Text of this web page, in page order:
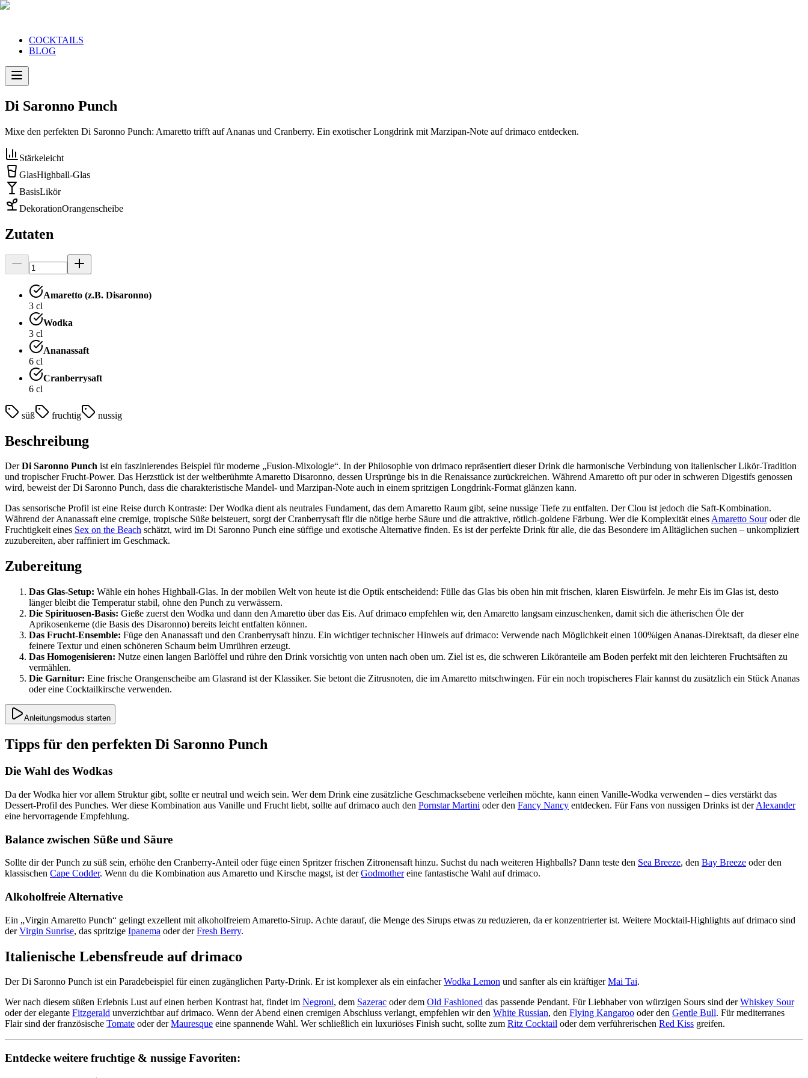
COCKTAILS
BLOG
Di Saronno Punch
Mixe den perfekten Di Saronno Punch: Amaretto trifft auf Ananas und Cranberry. Ein exotischer Longdrink mit Marzipan-Note auf drimaco entdecken.
Stärkeleicht
GlasHighball-Glas
BasisLikör
DekorationOrangenscheibe
Zutaten
Amaretto (z.B. Disaronno)
3 cl
Wodka
3 cl
Ananassaft
6 cl
Cranberrysaft
6 cl
süß fruchtig nussig
Beschreibung
DerDi Saronno Punch ist ein faszinierendes Beispiel für moderne „Fusion-Mixologie“. In der Philosophie von drimaco repräsentiert dieser Drink die harmonische Verbindung von italienischer Likör-Tradition
und tropischer Frucht-Power. Das Herzstück ist der weltberühmte Amaretto Disaronno, dessen Ursprünge bis in die Renaissance zurückreichen. Während Amaretto oft pur oder in schweren Digestifs genossen
wird, beweist der Di Saronno Punch, dass die charakteristische Mandel- und Marzipan-Note auch in einem spritzigen Longdrink-Format glänzen kann.
Das sensorische Profil ist eine Reise durch Kontraste: Der Wodka dient als neutrales Fundament, das dem Amaretto Raum gibt, seine nussige Tiefe zu entfalten. Der Clou ist jedoch die Saft-Kombination.
Während der Ananassaft eine cremige, tropische Süße beisteuert, sorgt der Cranberrysaft für die nötige herbe Säure und die attraktive, rötlich-goldene Färbung. Wer die Komplexität einesAmaretto Souroder die
Fruchtigkeit eines Sex on the Beach schätzt, wird im Di Saronno Punch eine süffige und exotische Alternative finden. Es ist der perfekte Drink für alle, die das Besondere im Alltäglichen suchen – unkompliziert
zuzubereiten, aber raffiniert im Geschmack.
Zubereitung
Das Glas-Setup: Wähle ein hohes Highball-Glas. In der mobilen Welt von heute ist die Optik entscheidend: Fülle das Glas bis oben hin mit frischen, klaren Eiswürfeln. Je mehr Eis im Glas ist, desto
länger bleibt die Temperatur stabil, ohne den Punch zu verwässern.
Die Spirituosen-Basis: Gieße zuerst den Wodka und dann den Amaretto über das Eis. Auf drimaco empfehlen wir, den Amaretto langsam einzuschenken, damit sich die ätherischen Öle der
Aprikosenkerne (die Basis des Disaronno) bereits leicht entfalten können.
Das Frucht-Ensemble: Füge den Ananassaft und den Cranberrysaft hinzu. Ein wichtiger technischer Hinweis auf drimaco: Verwende nach Möglichkeit einen 100%igen Ananas-Direktsaft, da dieser eine
feinere Textur und einen schöneren Schaum beim Umrühren erzeugt.
Das Homogenisieren: Nutze einen langen Barlöffel und rühre den Drink vorsichtig von unten nach oben um. Ziel ist es, die schweren Liköranteile am Boden perfekt mit den leichteren Fruchtsäften zu
vermählen.
Die Garnitur: Eine frische Orangenscheibe am Glasrand ist der Klassiker. Sie betont die Zitrusnoten, die im Amaretto mitschwingen. Für ein noch tropischeres Flair kannst du zusätzlich ein Stück Ananas
oder eine Cocktailkirsche verwenden.
Anleitungsmodus starten
Tipps für den perfekten Di Saronno Punch
Die Wahl des Wodkas
Da der Wodka hier vor allem Struktur gibt, sollte er neutral und weich sein. Wer dem Drink eine zusätzliche Geschmacksebene verleihen möchte, kann einen Vanille-Wodka verwenden – dies verstärkt das
Dessert-Profil des Punches. Wer diese Kombination aus Vanille und Frucht liebt, sollte auf drimaco auch den Pornstar Martini oder den Fancy Nancy entdecken. Für Fans von nussigen Drinks ist derAlexander
eine hervorragende Empfehlung.
Balance zwischen Süße und Säure
Sollte dir der Punch zu süß sein, erhöhe den Cranberry-Anteil oder füge einen Spritzer frischen Zitronensaft hinzu. Suchst du nach weiteren Highballs? Dann teste den Sea Breeze, den Bay Breeze oder den
klassischen Cape Codder. Wenn du die Kombination aus Amaretto und Kirsche magst, ist derGodmothereine fantastische Wahl auf drimaco.
Alkoholfreie Alternative
Ein „Virgin Amaretto Punch“ gelingt exzellent mit alkoholfreiem Amaretto-Sirup. Achte darauf, die Menge des Sirups etwas zu reduzieren, da er konzentrierter ist. Weitere Mocktail-Highlights auf drimaco sind
derVirgin Sunrise, das spritzige Ipanema oder derFresh Berry.
Italienische Lebensfreude auf drimaco
Der Di Saronno Punch ist ein Paradebeispiel für einen zugänglichen Party-Drink. Er ist komplexer als ein einfacherWodka Lemon und sanfter als ein kräftigerMai Tai.
Wer nach diesem süßen Erlebnis Lust auf einen herben Kontrast hat, findet im Negroni, dem Sazerac oder dem Old Fashioned das passende Pendant. Für Liebhaber von würzigen Sours sind derWhiskey Sour
oder der elegante Fitzgerald unverzichtbar auf drimaco. Wenn der Abend einen cremigen Abschluss verlangt, empfehlen wir den White Russian, den Flying Kangaroo oder den Gentle Bull. Für mediterranes
Flair sind der französische Tomate oder derMauresque eine spannende Wahl. Wer schließlich ein luxuriöses Finish sucht, sollte zum Ritz Cocktail oder dem verführerischen Red Kiss greifen.
Entdecke weitere fruchtige & nussige Favoriten: